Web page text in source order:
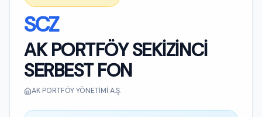
SCZ
AK PORTFÖY SEKİZİNCİ
SERBEST FON
AK PORTFÖY YÖNETİMİ A.Ş.